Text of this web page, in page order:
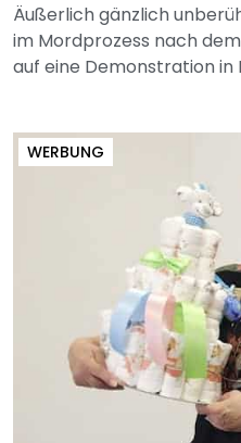
Äußerlich gänzlich
im Mordprozess nach
auf eine Demonstration in
WERBUNG